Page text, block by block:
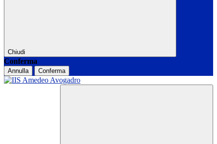
Chiudi
Conferma
Annulla Conferma